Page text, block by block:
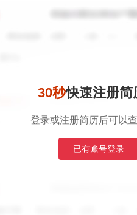
30秒快速注册简
登录或注册简历后可以
已有账号登录